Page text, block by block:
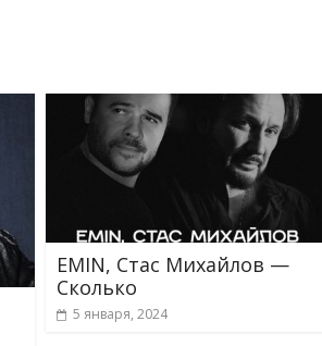
EMIN, Стас Михайлов —
Сколько
5 января, 2024